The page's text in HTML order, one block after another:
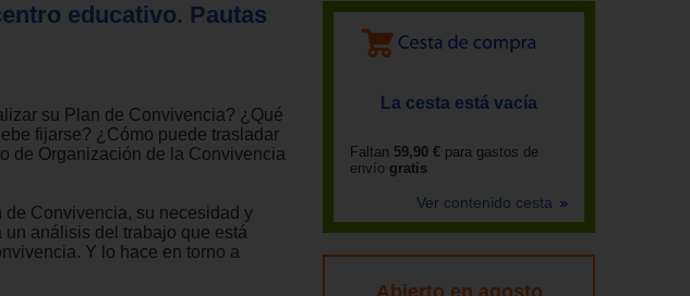
educativo. Pautas
su Plan de Convivencia? ¿Qué
fijarse? ¿Cómo puede trasladar
de Organización de la Convivencia
Convivencia, su necesidad y
análisis del trabajo que está
Y lo hace en torno a
La cesta está vacía
Faltan 59,90 € para gastos de
envío gratis
Ver contenido cesta
Abierto en agosto